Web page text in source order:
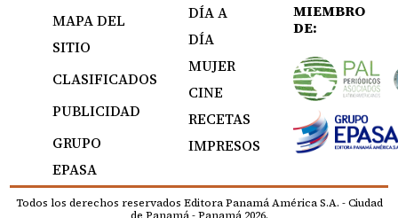
MAPA DEL
SITIO
CLASIFICADOS
PUBLICIDAD
GRUPO
EPASA
DÍA A
DÍA
MUJER
CINE
RECETAS
IMPRESOS
MIEMBRO
DE:
Todos los derechos reservados Editora Panamá América S.A. - Ciudad